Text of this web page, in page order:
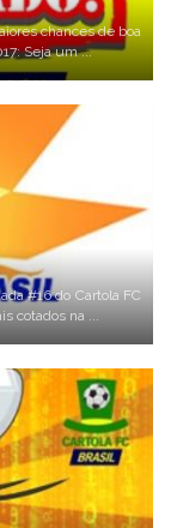
chances de boa
Seja um ...
#16 do Cartola FC
cotados na ...